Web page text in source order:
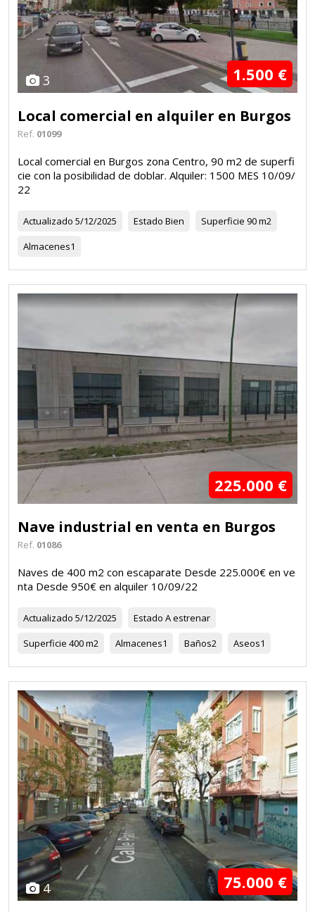
3 1.500 €
Local comercial en alquiler en Burgos
Ref. 01099
Local comercial en Burgos zona Centro, 90 m2 de superfi
cie con la posibilidad de doblar. Alquiler: 1500 MES 10/09/
22
Actualizado 5/12/2025 Estado Bien Superficie 90 m2
Almacenes1
225.000 €
Nave industrial en venta en Burgos
Ref. 01086
Naves de 400 m2 con escaparate Desde 225.000€ en ve
nta Desde 950€ en alquiler 10/09/22
Actualizado 5/12/2025 Estado A estrenar
Superficie 400 m2 Almacenes1 Baños2 Aseos1
4 75.000 €